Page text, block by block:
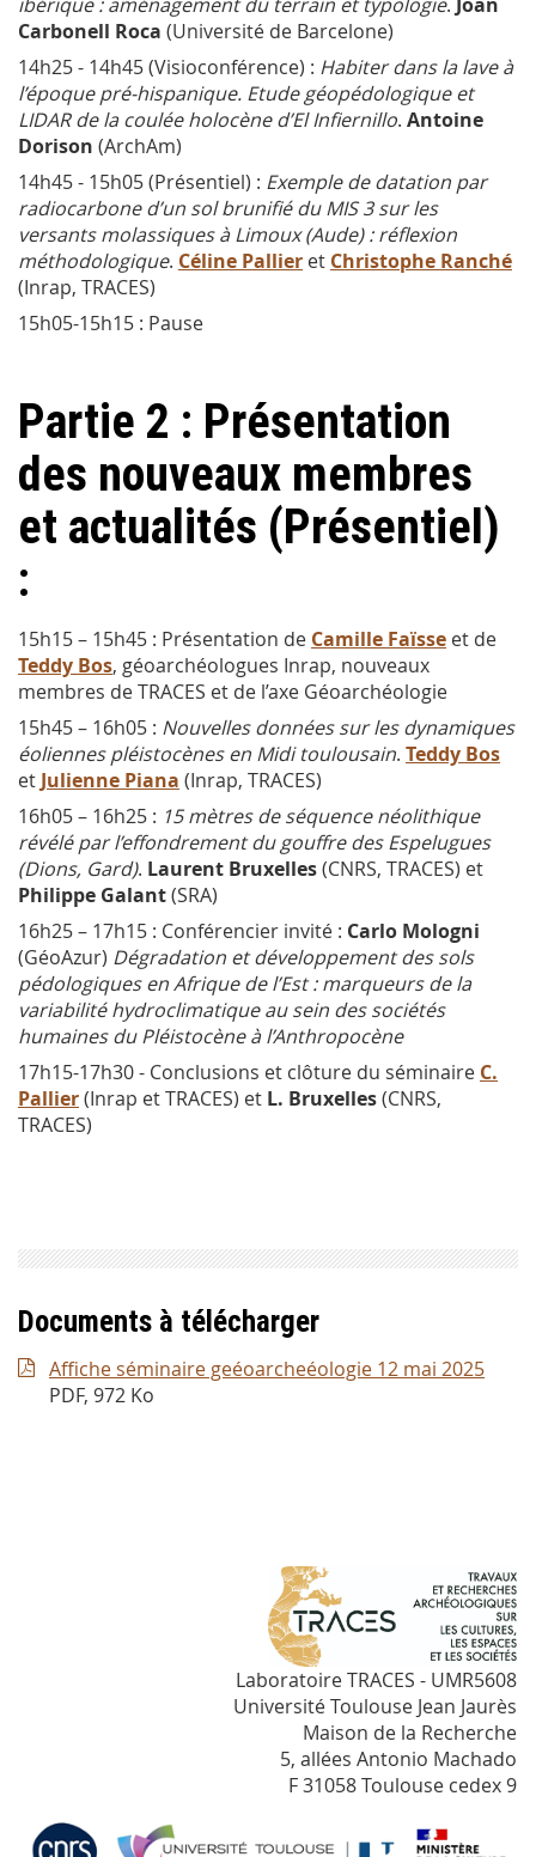
Carbonell Roca (Université de Barcelone)
14h25 - 14h45 (Visioconférence) : Habiter dans la lave à
l’époque pré-hispanique. Etude géopédologique et
LIDAR de la coulée holocène d’El Infiernillo. Antoine
Dorison (ArchAm)
14h45 - 15h05 (Présentiel) : Exemple de datation par
radiocarbone d’un sol brunifié du MIS 3 sur les
versants molassiques à Limoux (Aude) : réflexion
méthodologique. Céline Pallier et Christophe Ranché
(Inrap, TRACES)
15h05-15h15 : Pause
Partie 2 : Présentation
des nouveaux membres
et actualités (Présentiel)
:
15h15 – 15h45 : Présentation de Camille Faïsse et de
Teddy Bos, géoarchéologues Inrap, nouveaux
membres de TRACES et de l’axe Géoarchéologie
15h45 – 16h05 : Nouvelles données sur les dynamiques
éoliennes pléistocènes en Midi toulousain. Teddy Bos
et Julienne Piana (Inrap, TRACES)
16h05 – 16h25 : 15 mètres de séquence néolithique
révélé par l’effondrement du gouffre des Espelugues
(Dions, Gard). Laurent Bruxelles(CNRS, TRACES) et
Philippe Galant(SRA)
16h25 – 17h15 : Conférencier invité : Carlo Mologni
(GéoAzur) Dégradation et développement des sols
pédologiques en Afrique de l’Est : marqueurs de la
variabilité hydroclimatique au sein des sociétés
humaines du Pléistocène à l’Anthropocène
17h15-17h30 - Conclusions et clôture du séminaire C.
Pallier(Inrap et TRACES) et L. Bruxelles(CNRS,
TRACES)
Documents à télécharger
Affiche séminaire geéoarcheéologie 12 mai 2025
PDF, 972 Ko
Laboratoire TRACES - UMR5608
Université Toulouse Jean Jaurès
Maison de la Recherche
5, allées Antonio Machado
F 31058 Toulouse cedex 9